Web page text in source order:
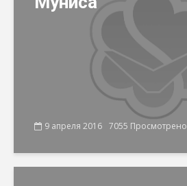
9 апреля 2016 7055 Просмотрено